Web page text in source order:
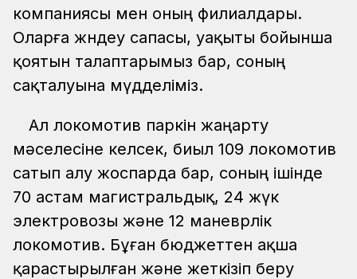
компаниясы мен оның филиалдары.
Оларға жөндеу сапасы, уақыты бойынша
қоятын талаптарымыз бар, соның
сақталуына мүдделіміз.
Ал локомотив паркін жаңарту
мәселесіне келсек, биыл 109 локомотив
сатып алу жоспарда бар, соның ішінде
70 астам магистральдық, 24 жүк
электровозы және 12 маневрлік
локомотив. Бұған бюджеттен ақша
қарастырылған және жеткізіп беру